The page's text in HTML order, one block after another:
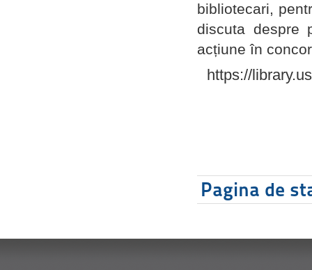
bibliotecari,
discuta despre
acțiune în
https://
Pagina de